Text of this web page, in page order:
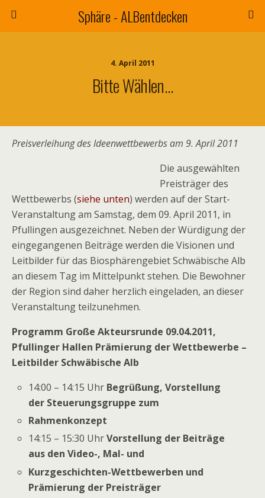
Sphäre - ALBentdecken
4. April 2011
Bitte Wählen…
Preisverleihung des Ideenwettbewerbs am 9. April 2011
Die ausgewählten
Preisträger des
Wettbewerbs (siehe unten) werden auf der Start-
Veranstaltung am Samstag, dem 09. April 2011, in
Pfullingen ausgezeichnet. Neben der Würdigung der
eingegangenen Beiträge werden die Visionen und
Leitbilder für das Biosphärengebiet Schwäbische Alb
an diesem Tag im Mittelpunkt stehen. Die Bewohner
der Region sind daher herzlich eingeladen, an dieser
Veranstaltung teilzunehmen.
Programm Große Akteursrunde 09.04.2011,
Pfullinger Hallen Prämierung der Wettbewerbe –
Leitbilder Schwäbische Alb
14:00 – 14:15 Uhr Begrüßung, Vorstellung
der Steuerungsgruppe zum
Rahmenkonzept
14:15 – 15:30 UhrVorstellung der Beiträge
aus den Video-, Mal- und
Kurzgeschichten-Wettbewerben und
Prämierung der Preisträger